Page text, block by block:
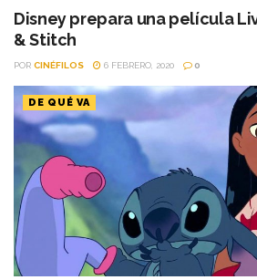
Premios Oscar, Marcel the Shell With
encargado...
Disney prepara una película
& Stitch
POR CINÉFILOS 6 FEBRERO, 2020 0
DE QUÉ VA